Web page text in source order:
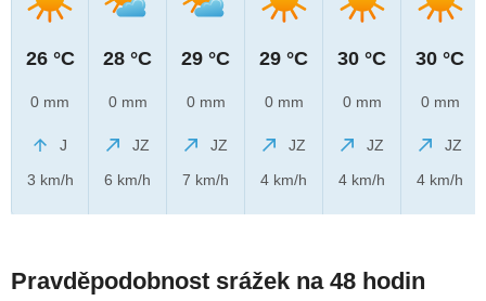
26 °C
0 mm
J
3 km/h
28 °C
0 mm
JZ
6 km/h
29 °C
0 mm
JZ
7 km/h
29 °C
0 mm
JZ
4 km/h
30 °C
0 mm
JZ
4 km/h
30 °C
0 mm
JZ
4 km/h
Pravděpodobnost srážek na 48 hodin